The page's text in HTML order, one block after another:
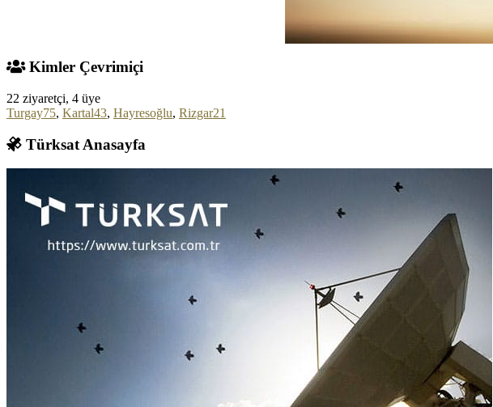
Kimler Çevrimiçi
22 ziyaretçi, 4 üye
Turgay75, Kartal43, Hayresoğlu, Rizgar21
Türksat Anasayfa